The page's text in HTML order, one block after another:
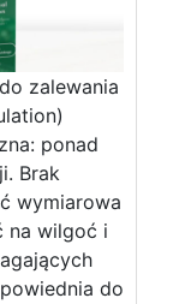
zalewania
ponad
Brak
wymiarowa
na wilgoć i
do